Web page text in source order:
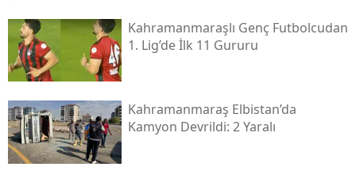
Kahramanmaraşlı Genç Futbolcudan
1. Lig’de İlk 11 Gururu
Kahramanmaraş Elbistan’da
Kamyon Devrildi: 2 Yaralı